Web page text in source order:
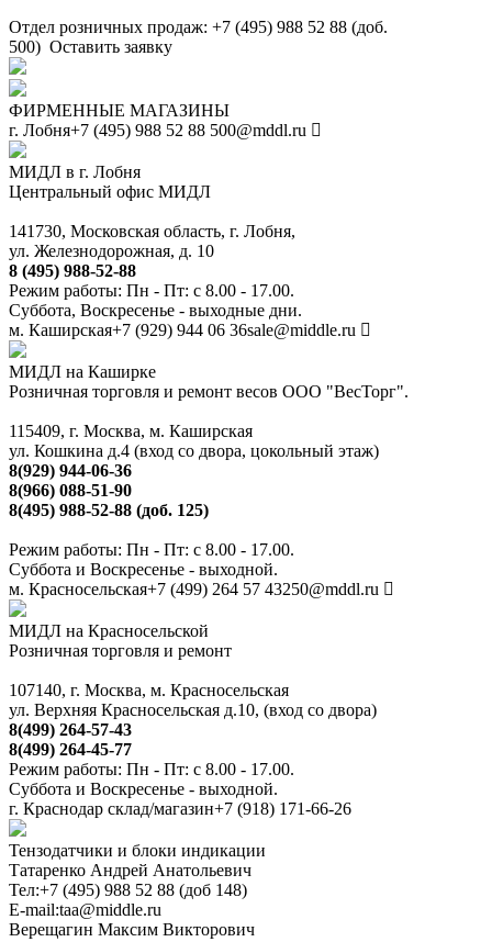
Отдел розничных продаж: +7 (495) 988 52 88 (доб.
500) Оставить заявку
ФИРМЕННЫЕ МАГАЗИНЫ
г. Лобня+7 (495) 988 52 88 500@mddl.ru
МИДЛ в г. Лобня
Центральный офис МИДЛ
141730, Московская область, г. Лобня,
ул. Железнодорожная, д. 10
8 (495) 988-52-88
Режим работы: Пн - Пт: с 8.00 - 17.00.
Суббота, Воскресенье - выходные дни.
м. Каширская+7 (929) 944 06 36sale@middle.ru
МИДЛ на Каширке
Розничная торговля и ремонт весов ООО "ВесТорг".
115409, г. Москва, м. Каширская
ул. Кошкина д.4 (вход со двора, цокольный этаж)
8(929) 944-06-36
8(966) 088-51-90
8(495) 988-52-88 (доб. 125)
Режим работы: Пн - Пт: с 8.00 - 17.00.
Суббота и Воскресенье - выходной.
м. Красносельская+7 (499) 264 57 43250@mddl.ru
МИДЛ на Красносельской
Розничная торговля и ремонт
107140, г. Москва, м. Красносельская
ул. Верхняя Красносельская д.10, (вход со двора)
8(499) 264-57-43
8(499) 264-45-77
Режим работы: Пн - Пт: с 8.00 - 17.00.
Суббота и Воскресенье - выходной.
г. Краснодар склад/магазин+7 (918) 171-66-26
Тензодатчики и блоки индикации
Татаренко Андрей Анатольевич
Тел:+7 (495) 988 52 88 (доб 148)
E-mail:taa@middle.ru
Верещагин Максим Викторович